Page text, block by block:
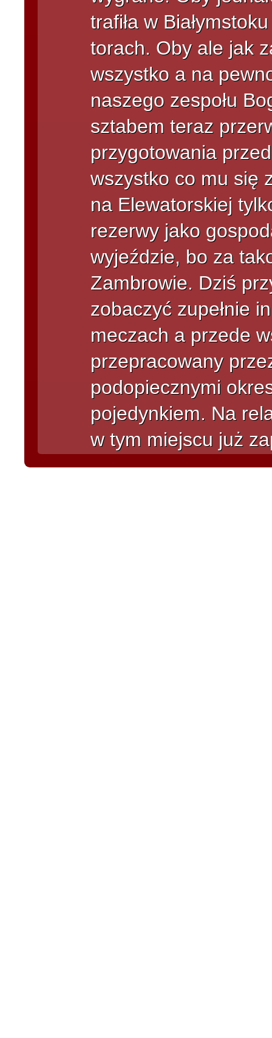
trafiła w
torach. Oby ale jak
wszystko a na
naszego zespołu
sztabem teraz
przygotowania
wszystko co mu się
na Elewatorskiej
rezerwy jako
wyjeździe, bo za
Zambrowie. Dziś
zobaczyć zupełnie
meczach a przede
przepracowany
podopiecznymi
pojedynkiem. Na
w tym miejscu już